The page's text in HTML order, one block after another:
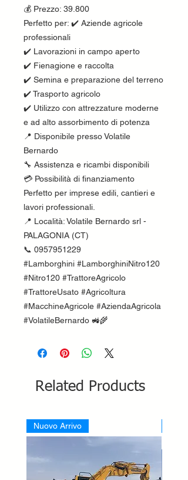
💰 Prezzo: 39.800
Perfetto per: ✔️ Aziende agricole
professionali
✔️ Lavorazioni in campo aperto
✔️ Fienagione e raccolta
✔️ Semina e preparazione del terreno
✔️ Trasporto agricolo
✔️ Utilizzo con attrezzature moderne
e ad alto assorbimento di potenza
📍 Disponibile presso Volatile
Bernardo
🔧 Assistenza e ricambi disponibili
💳 Possibilità di finanziamento
Perfetto per imprese edili, cantieri e
lavori professionali.
📍 Località: Volatile Bernardo srl -
PALAGONIA (CT)
📞 0957951229
#Lamborghini #LamborghiniNitro120
#Nitro120 #TrattoreAgricolo
#TrattoreUsato #Agricoltura
#MacchineAgricole #AziendaAgricola
#VolatileBernardo 🚜🌾
Related Products
Nuovo Arrivo